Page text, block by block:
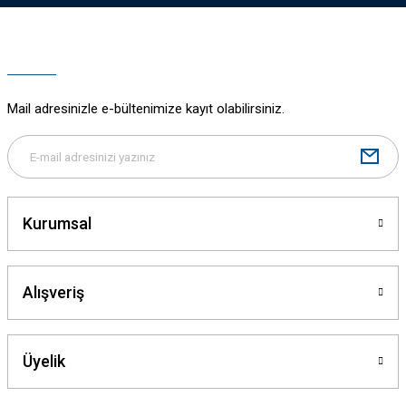
Mail adresinizle e-bültenimize kayıt olabilirsiniz.
Kurumsal
Alışveriş
Üyelik